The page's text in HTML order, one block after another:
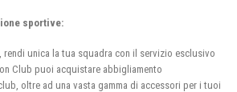
sportive:
rendi unica la tua squadra con il servizio esclusivo
Club puoi acquistare abbigliamento
oltre ad una vasta gamma di accessori per i tuoi